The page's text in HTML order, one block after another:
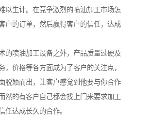
以生计。在竞争激烈的喷油加工市场怎
户的订单，然后赢得客户的信任，达成
的喷油加工设备之外，产品质量过硬及
，价格等各方面成为了客户的关注点，
脱颖而出，让客户感觉到他要与你合作
然的有客户自己都会找上门来要求加工
任达成长久的合作。